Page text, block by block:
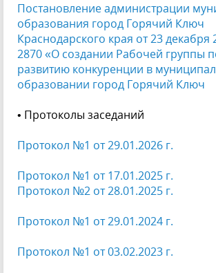
Постановление администрации
образования город Горячий Ключ
Краснодарского края от 23
2870 «О создании Рабочей группы
развитию конкуренции в
образовании город Горячий Ключ
• Протоколы заседаний
Протокол №1 от 29.01.2026 г.
Протокол №1 от 17.01.2025 г.
Протокол №2 от 28.01.2025 г.
Протокол №1 от 29.01.2024 г.
Протокол №1 от 03.02.2023 г.